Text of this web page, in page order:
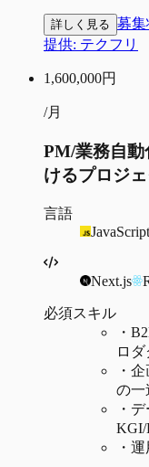
詳しく見る 募集
提供: テクフリ
1,600,000円
/月
PM/業務自
けるプロジ
言語
JavaScript
Next.js
必須スキル
・
ロ
・ 企
の一
・ デ
KGI/
・ 運